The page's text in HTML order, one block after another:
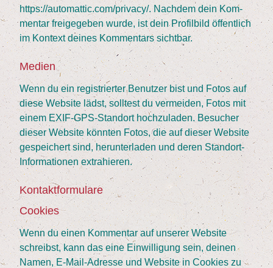
https://automattic.com/privacy/. Nach­dem dein Kom­
men­tar frei­ge­ge­ben wur­de, ist dein Pro­fil­bild öffent­lich
im Kon­text dei­nes Kom­men­tars sichtbar.
Medi­en
Wenn du ein regis­trier­ter Benut­zer bist und Fotos auf
die­se Web­site lädst, soll­test du ver­mei­den, Fotos mit
einem EXIF-GPS-Stand­ort hoch­zu­la­den. Besu­cher
die­ser Web­site könn­ten Fotos, die auf die­ser Web­site
gespei­chert sind, her­un­ter­la­den und deren Stand­ort-
Infor­ma­tio­nen extrahieren.
Kon­takt­for­mu­la­re
Coo­kies
Wenn du einen Kom­men­tar auf unse­rer Web­site
schreibst, kann das eine Ein­wil­li­gung sein, dei­nen
Namen, E‑Mail-Adres­se und Web­site in Coo­kies zu